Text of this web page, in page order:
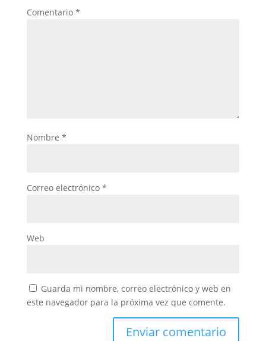
Comentario *
Nombre *
Correo electrónico *
Web
Guarda mi nombre, correo electrónico y web en
este navegador para la próxima vez que comente.